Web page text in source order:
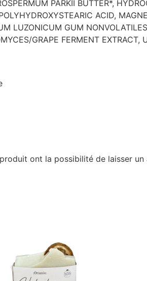
PARKII BUTTER*,
ACID,
LUZONICUM GUM
GRAPE FERMENT EXTRACT,
ont la possibilité de laisser un